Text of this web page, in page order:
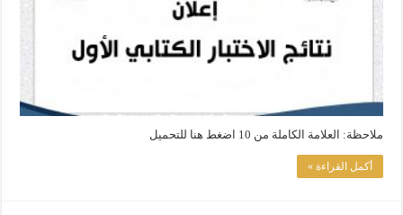
ملاحظة: العلامة الكاملة من 10 اضغط هنا للتحميل
أكمل القراءة »